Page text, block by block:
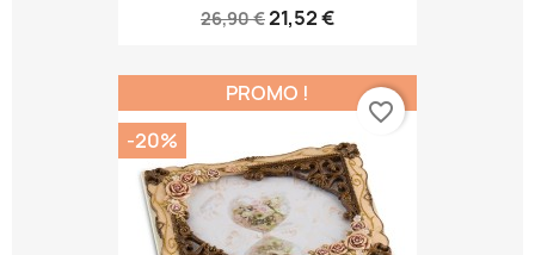
26,90 €21,52 €
PROMO !
-20%
favorite_border